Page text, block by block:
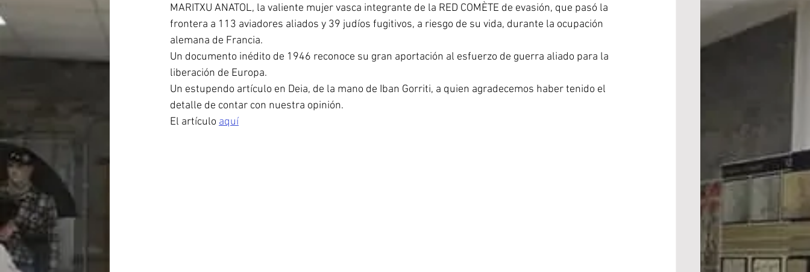
MARITXU ANATOL, la valiente mujer vasca integrante de la RED COMÈTE de evasión, que pasó la
frontera a 113 aviadores aliados y 39 judíos fugitivos, a riesgo de su vida, durante la ocupación
alemana de Francia.
Un documento inédito de 1946 reconoce su gran aportación al esfuerzo de guerra aliado para la
liberación de Europa.
Un estupendo artículo en Deia, de la mano de Iban Gorriti, a quien agradecemos haber tenido el
detalle de contar con nuestra opinión.
El artículo aquí